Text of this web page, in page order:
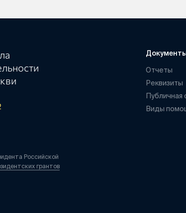
Российской
грантов
Отчеты
Реквизиты
Публичная
Виды